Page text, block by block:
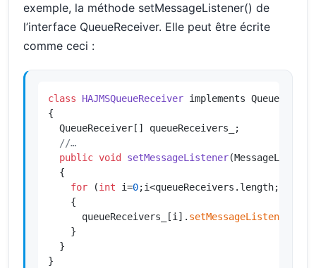
exemple, la méthode setMessageListener() de
l’interface QueueReceiver. Elle peut être écrite
comme ceci :
class HAJMSQueueReceiver implements
{
  QueueReceiver[] queueReceivers_;
//…
public void setMessageListener
{
for (int i=0;i<queueReceivers.length;++i)
    {
      queueReceivers_[i].
setMessageListener
    }
  }
}